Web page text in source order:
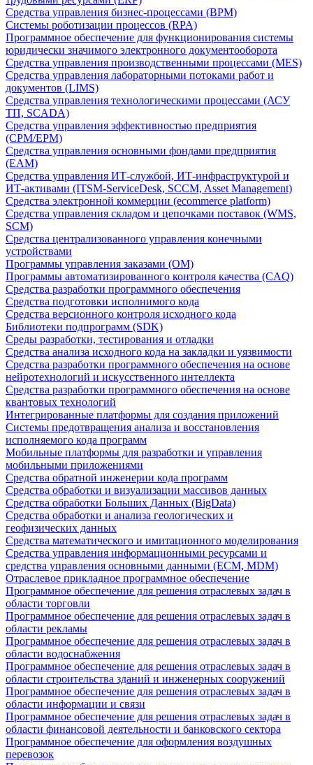
Средства управления бизнес-процессами (BPM)
Системы роботизации процессов (RPA)
Программное обеспечение для функционирования системы
юридически значимого электронного документооборота
Средства управления производственными процессами (MES)
Средства управления лабораторными потоками работ и
документов (LIMS)
Средства управления технологическими процессами (АСУ
ТП, SCADA)
Средства управления эффективностью предприятия
(CPM/EPM)
Средства управления основными фондами предприятия
(EAM)
Средства управления ИТ-службой, ИТ-инфраструктурой и
ИТ-активами (ITSM-ServiceDesk, SCCM, Asset Management)
Средства электронной коммерции (ecommerce platform)
Средства управления складом и цепочками поставок (WMS,
SCM)
Средства централизованного управления конечными
устройствами
Программы управления заказами (OM)
Программы автоматизированного контроля качества (CAQ)
Средства разработки программного обеспечения
Средства подготовки исполнимого кода
Средства версионного контроля исходного кода
Библиотеки подпрограмм (SDK)
Среды разработки, тестирования и отладки
Средства анализа исходного кода на закладки и уязвимости
Средства разработки программного обеспечения на основе
нейротехнологий и искусственного интеллекта
Средства разработки программного обеспечения на основе
квантовых технологий
Интегрированные платформы для создания приложений
Системы предотвращения анализа и восстановления
исполняемого кода программ
Мобильные платформы для разработки и управления
мобильными приложениями
Средства обратной инженерии кода программ
Средства обработки и визуализации массивов данных
Средства обработки Больших Данных (BigData)
Средства обработки и анализа геологических и
геофизических данных
Средства математического и имитационного моделирования
Средства управления информационными ресурсами и
средства управления основными данными (ECM, MDM)
Отраслевое прикладное программное обеспечение
Программное обеспечение для решения отраслевых задач в
области торговли
Программное обеспечение для решения отраслевых задач в
области рекламы
Программное обеспечение для решения отраслевых задач в
области водоснабжения
Программное обеспечение для решения отраслевых задач в
области строительства зданий и инженерных сооружений
Программное обеспечение для решения отраслевых задач в
области информации и связи
Программное обеспечение для решения отраслевых задач в
области финансовой деятельности и банковского сектора
Программное обеспечение для оформления воздушных
перевозок